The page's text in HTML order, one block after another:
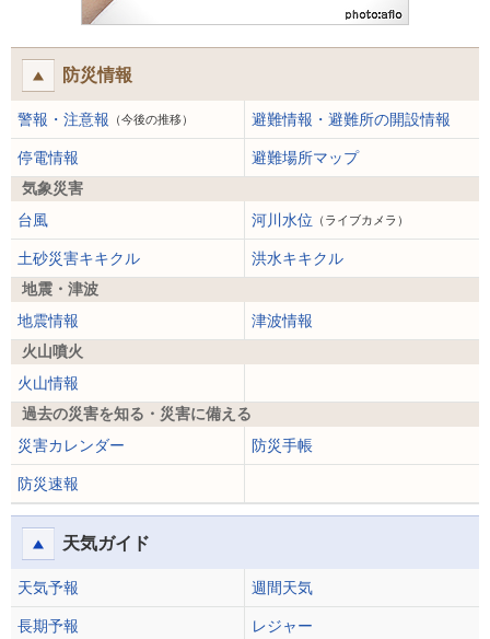
防災情報
警報・注意報 （今後の推移） 避難情報・避難所の開設情報
停電情報
避難場所マップ
気象災害
台風
河川水位 （ライブカメラ）
土砂災害キキクル
洪水キキクル
地震・津波
地震情報
津波情報
火山噴火
火山情報
過去の災害を知る・災害に備える
災害カレンダー
防災手帳
防災速報
天気ガイド
天気予報 週間天気
長期予報 レジャー